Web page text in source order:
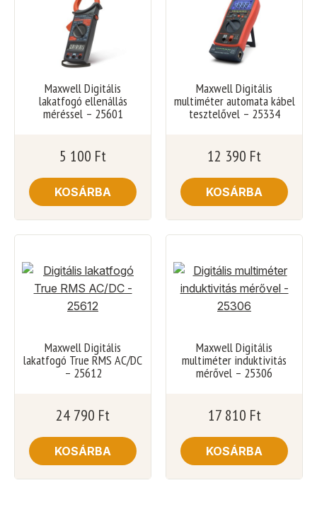
Maxwell Digitális
lakatfogó ellenállás
méréssel – 25601
5 100 Ft
KOSÁRBA
Maxwell Digitális
multiméter automata kábel
tesztelővel – 25334
12 390 Ft
KOSÁRBA
Maxwell Digitális
lakatfogó True RMS AC/DC
– 25612
24 790 Ft
KOSÁRBA
Maxwell Digitális
multiméter induktivitás
mérővel – 25306
17 810 Ft
KOSÁRBA